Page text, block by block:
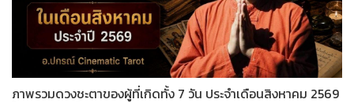
ภาพรวมดวงชะตาของผู้ที่เกิดทั้ง 7 วัน ประจำเดือนสิงหาคม 2569